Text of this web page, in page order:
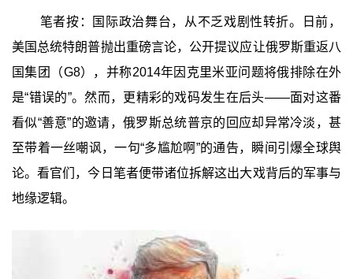
笔者按：国际政治舞台，从不乏戏剧性转折。日前，
美国总统特朗普抛出重磅言论，公开提议应让俄罗斯重返八
国集团（G8），并称2014年因克里米亚问题将俄排除在外
是“错误的”。然而，更精彩的戏码发生在后头——面对这番
看似“善意”的邀请，俄罗斯总统普京的回应却异常冷淡，甚
至带着一丝嘲讽，一句“多尴尬啊”的通告，瞬间引爆全球舆
论。看官们，今日笔者便带诸位拆解这出大戏背后的军事与
地缘逻辑。